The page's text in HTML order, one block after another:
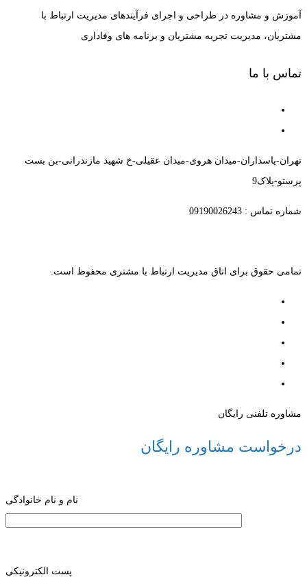
آموزش و مشاوره در طراحی و اجرای فرآیندهای مدیریت ارتباط با
مشتریان، مدیریت تجربه مشتریان و برنامه های وفاداری
تماس با ما
تهران-پاسداران-میدان هروی-میدان عقیلی-خ شهید مازندرانی-بن بست
پرستو-پلاک9
شماره تماس : 09190026243
تمامی حقوق برای اتاق مدیریت ارتباط با مشتری محفوظ است.
مشاوره تلفنی رایگان
درخواست مشاوره رایگان
نام و نام خانوادگی
پست الکترونیکی